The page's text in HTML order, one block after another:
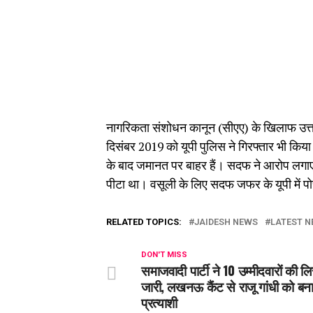
नागरिकता संशोधन कानून (सीएए) के खिलाफ
दिसंबर 2019 को यूपी पुलिस ने गिरफ्तार भी
के बाद जमानत पर बाहर हैं। सदफ ने आरोप
पीटा था। वसूली के लिए सदफ जफर के यूपी में
RELATED TOPICS: JAIDESH NEWS LATEST
DON'T MISS
समाजवादी पार्टी ने 10 उम्मीदवारों की
जारी, लखनऊ कैंट से राजू गांधी को
प्रत्याशी